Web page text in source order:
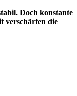
Doch konstante
verschärfen die